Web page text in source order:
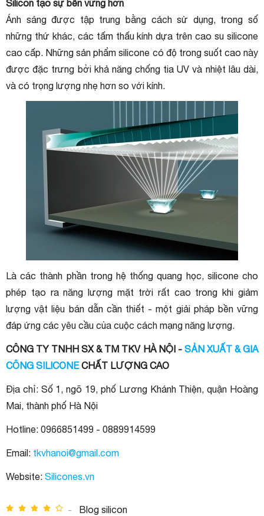
Silicon tạo sự bền vững hơn
Ánh sáng được tập trung bằng cách sử dụng, trong số
những thứ khác, các tấm thấu kính dựa trên cao su silicone
cao cấp. Những sản phẩm silicone có độ trong suốt cao này
được đặc trưng bởi khả năng chống tia UV và nhiệt lâu dài,
và có trọng lượng nhẹ hơn so với kính.
Là các thành phần trong hệ thống quang học, silicone cho
phép tạo ra năng lượng mặt trời rất cao trong khi giảm
lượng vật liệu bán dẫn cần thiết - một giải pháp bền vững
đáp ứng các yêu cầu của cuộc cách mạng năng lượng.
CÔNG TY TNHH SX & TM TKV HÀ NỘI - SẢN XUẤT & GIA
CÔNG SILICONECHẤT LƯỢNG CAO
Địa chỉ: Số 1, ngõ 19, phố Lương Khánh Thiện, quận Hoàng
Mai, thành phố Hà Nội
Hotline: 0966851499 - 0889914599
Email: tkvhanoi@gmail.com
Website: Silicones.vn
-
Blog silicon